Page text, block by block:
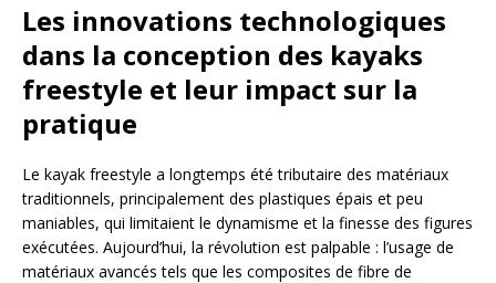
Les innovations technologiques
dans la conception des kayaks
freestyle et leur impact sur la
pratique
Le kayak freestyle a longtemps été tributaire des matériaux
traditionnels, principalement des plastiques épais et peu
maniables, qui limitaient le dynamisme et la finesse des figures
exécutées. Aujourd’hui, la révolution est palpable : l’usage de
matériaux avancés tels que les composites de fibre de